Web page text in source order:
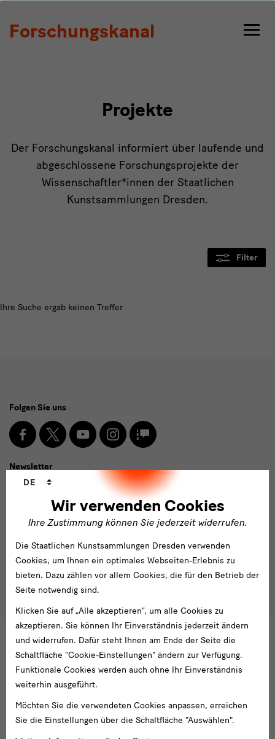
Forschungskanal
Projekte
Der Forschungskanal informiert über laufende und
abgeschlossene Forschungsprojekte der
Wissenschaftler*innen der Staatlichen
Kunstsammlungen Dresden.
Filter
Ihre Suche ergab keinen Treffer
Wir verwenden Cookies
Ihre Zustimmung können Sie jederzeit widerrufen.
DE
Die Staatlichen Kunstsammlungen Dresden verwenden
Cookies, um Ihnen ein optimales Webseiten-Erlebnis zu
bieten. Dazu zählen vor allem Cookies, die für den Betrieb der
Seite notwendig sind.
Klicken Sie auf „Alle akzeptieren“, um alle Cookies zu
akzeptieren. Sie können Ihr Einverständnis jederzeit ändern
und widerrufen. Dafür steht Ihnen am Ende der Seite die
Schaltfläche "Cookie-Einstellungen" ändern zur Verfügung.
Funktionale Cookies werden auch ohne Ihr Einverständnis
weiterhin ausgeführt.
Möchten Sie die verwendeten Cookies anpassen, erreichen
Sie die Einstellungen über die Schaltfläche "Auswählen".
Media
und
Newsletter
Folgen Sie uns
Facebook
X YoutubeInstagramSKD
Blog
Newsletter
Adresse
Anmelden
* Pflichtfeld
Ich stimme derDatenschutzerklärungzu.*
Bitte wählen Sie mindestens einen Newsletter aus.
Ich möchte gern folgende Newsletter abonnieren*
Newsletter der Staatlichen Kunstsammlungen
Dresden
Newsletterdes Albertinum
Newsletter Tourismus
NewsletterMuseum für Sächsische Volkskunst
Tel. +49 351 49 14 2000
besucherservice(at)skdmuseum.info
Staatliche
Kunstsammlungen